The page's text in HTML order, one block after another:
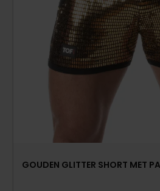
GOUDEN GLITTER SHORT MET